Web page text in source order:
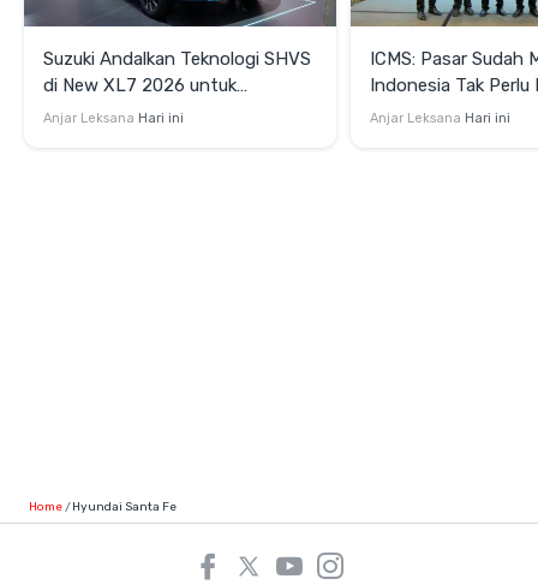
Suzuki Andalkan Teknologi SHVS
di New XL7 2026 untuk
Mendukung Efisiensi Berkendara
Anjar Leksana Hari ini
ICMS: Pasar Sudah
Indonesia Tak Perlu
Satu Teknologi
Anjar Leksana Hari ini
Home Hyundai Santa Fe